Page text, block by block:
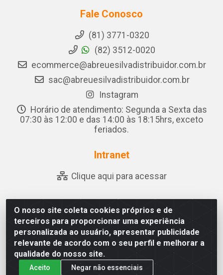
O nosso site coleta cookies próprios e de
terceiros para proporcionar uma experiência
personalizada ao usuário, apresentar publicidade
relevante de acordo com o seu perfil e melhorar a
qualidade do nosso site.
Aceito Negar não essenciais
Fale Conosco
(81) 3771-0320
(82) 3512-0020
ecommerce@abreuesilvadistribuidor.com.br
sac@abreuesilvadistribuidor.com.br
Instagram
Horário de atendimento: Segunda a Sexta das
07:30 às 12:00 e das 14:00 às 18:15hrs, exceto
feriados.
Intranet
Clique aqui para acessar
Abreu & Silva - Rua Padre Jose de Souza Leite, 265 - Ariado,
Olho D'Água das Flores/AL - CEP 57.442-000 - CNPJ
04.790.656/0001-06